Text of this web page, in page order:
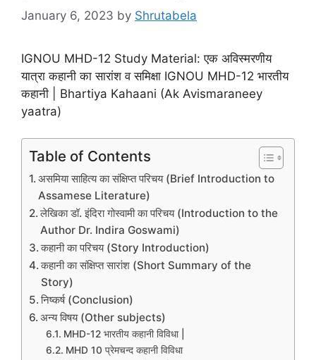
January 6, 2023 by Shrutabela
IGNOU MHD-12 Study Material: एक अविस्मरणीय
यात्रा कहानी का सारांश व समिक्षा IGNOU MHD-12 भारतीय
कहानी | Bhartiya Kahaani (Ak Avismaraneey
yaatra)
Table of Contents
असमिया साहित्य का संक्षिप्त परिचय (Brief Introduction to
Assamese Literature)
लेखिका डॉ. इंदिरा गोस्वामी का परिचय (Introduction to the
Author Dr. Indira Goswami)
कहानी का परिचय (Story Introduction)
कहानी का संक्षिप्त सारांश (Short Summary of the
Story)
निष्कर्ष (Conclusion)
अन्य विषय (Other subjects)
MHD-12 भारतीय कहानी विविधा |
MHD 10 प्रेमचन्द कहानी विविधा